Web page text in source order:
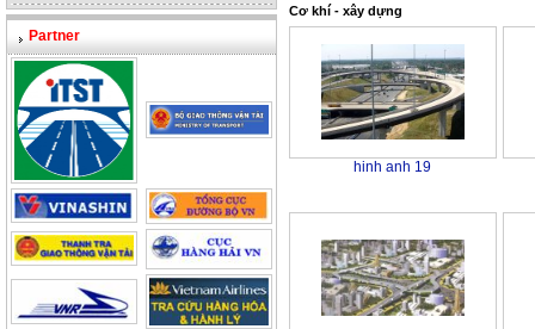
Partner
Cơ khí - xây dựng
hinh anh 19